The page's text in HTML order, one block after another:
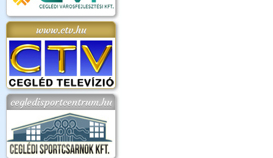
www.ctv.hu
cegledisportcentrum.hu